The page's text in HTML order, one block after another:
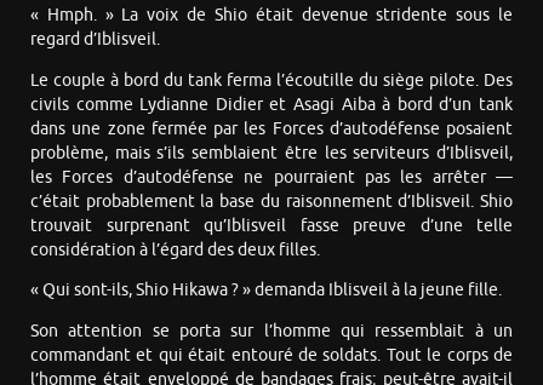
« Hmph. » La voix de Shio était devenue stridente sous le
regard d’Iblisveil.
Le couple à bord du tank ferma l’écoutille du siège pilote. Des
civils comme Lydianne Didier et Asagi Aiba à bord d’un tank
dans une zone fermée par les Forces d’autodéfense posaient
problème, mais s’ils semblaient être les serviteurs d’Iblisveil,
les Forces d’autodéfense ne pourraient pas les arrêter —
c’était probablement la base du raisonnement d’Iblisveil. Shio
trouvait surprenant qu’Iblisveil fasse preuve d’une telle
considération à l’égard des deux filles.
« Qui sont-ils, Shio Hikawa ? » demanda Iblisveil à la jeune fille.
Son attention se porta sur l’homme qui ressemblait à un
commandant et qui était entouré de soldats. Tout le corps de
l’homme était enveloppé de bandages frais; peut-être avait-il